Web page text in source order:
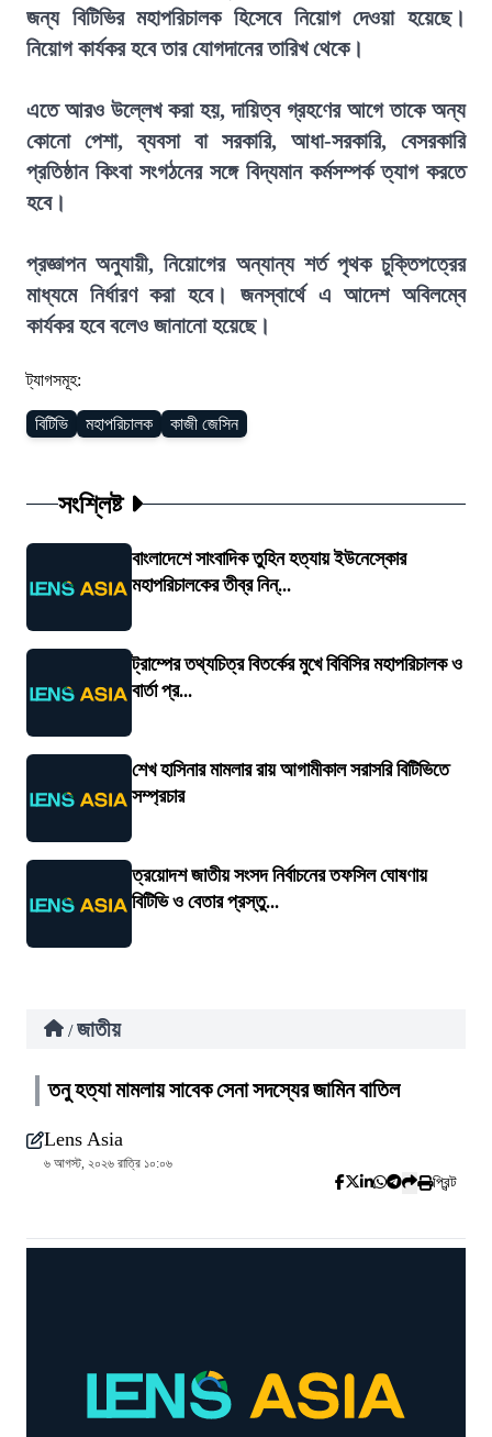
জন্য বিটিভির মহাপরিচালক হিসেবে নিয়োগ দেওয়া হয়েছে।
নিয়োগ কার্যকর হবে তার যোগদানের তারিখ থেকে।
এতে আরও উল্লেখ করা হয়, দায়িত্ব গ্রহণের আগে তাকে অন্য
কোনো পেশা, ব্যবসা বা সরকারি, আধা-সরকারি, বেসরকারি
প্রতিষ্ঠান কিংবা সংগঠনের সঙ্গে বিদ্যমান কর্মসম্পর্ক ত্যাগ করতে
হবে।
প্রজ্ঞাপন অনুযায়ী, নিয়োগের অন্যান্য শর্ত পৃথক চুক্তিপত্রের
মাধ্যমে নির্ধারণ করা হবে। জনস্বার্থে এ আদেশ অবিলম্বে
কার্যকর হবে বলেও জানানো হয়েছে।
ট্যাগসমূহ:
বিটিভি মহাপরিচালক কাজী জেসিন
সংশ্লিষ্ট
বাংলাদেশে সাংবাদিক তুহিন হত্যায় ইউনেস্কোর
মহাপরিচালকের তীব্র নিন্...
ট্রাম্পের তথ্যচিত্র বিতর্কের মুখে বিবিসির মহাপরিচালক ও
বার্তা প্র...
শেখ হাসিনার মামলার রায় আগামীকাল সরাসরি বিটিভিতে
সম্প্রচার
ত্রয়োদশ জাতীয় সংসদ নির্বাচনের তফসিল ঘোষণায়
বিটিভি ও বেতার প্রস্তু...
/ জাতীয়
তনু হত্যা মামলায় সাবেক সেনা সদস্যের জামিন বাতিল
Lens Asia
৬ আগস্ট, ২০২৬ রাত্রি ১০:০৬
প্রিন্ট